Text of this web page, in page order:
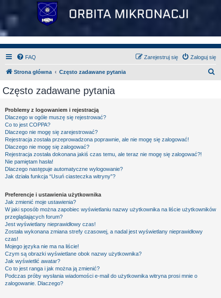
FAQ Zaloguj się
Zarejestruj się
Strona główna Często zadawane pytania
Często zadawane pytania
Problemy z logowaniem i rejestracją
Dlaczego w ogóle muszę się rejestrować?
Co to jest COPPA?
Dlaczego nie mogę się zarejestrować?
Rejestracja została przeprowadzona poprawnie, ale nie mogę się zalogować!
Dlaczego nie mogę się zalogować?
Rejestracja została dokonana jakiś czas temu, ale teraz nie mogę się zalogować?!
Nie pamiętam hasła!
Dlaczego następuje automatyczne wylogowanie?
Jak działa funkcja “Usuń ciasteczka witryny”?
Preferencje i ustawienia użytkownika
Jak zmienić moje ustawienia?
W jaki sposób można zapobiec wyświetlaniu nazwy użytkownika na liście użytkowników
przeglądających forum?
Jest wyświetlany nieprawidłowy czas!
Została wykonana zmiana strefy czasowej, a nadal jest wyświetlany nieprawidłowy
czas!
Mojego języka nie ma na liście!
Czym są obrazki wyświetlane obok nazwy użytkownika?
Jak wyświetlić awatar?
Co to jest ranga i jak można ją zmienić?
Podczas próby wysłania wiadomości e-mail do użytkownika witryna prosi mnie o
zalogowanie. Dlaczego?